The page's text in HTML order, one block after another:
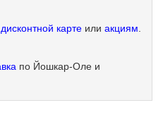
дисконтной карте или акциям
по Йошкар-Оле и